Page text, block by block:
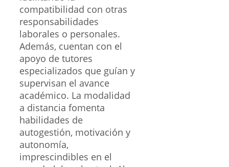
compatibilidad con otras
responsabilidades
laborales o personales.
Además, cuentan con el
apoyo de tutores
especializados que guían y
supervisan el avance
académico. La modalidad
a distancia fomenta
habilidades de
autogestión, motivación y
autonomía,
imprescindibles en el